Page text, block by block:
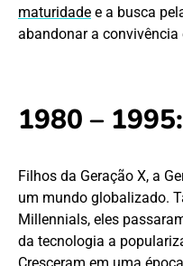
maturidade e a busca
abandonar a convivência
1980 –
Filhos da Geração X, a
um mundo globalizado.
Millennials, eles
da tecnologia a